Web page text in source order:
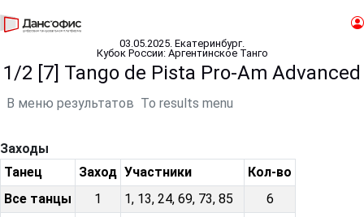
03.05.2025. Екатеринбург.
Кубок России: Аргентинское Танго
1/2 [7] Tango de Pista Pro-Am Advanced
В меню результатов To results menu
Заходы
Танец
Заход Участники
Кол-во
Все танцы
1 1, 13, 24, 69, 73, 85
6